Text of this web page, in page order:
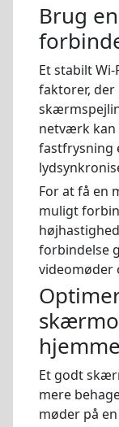
Brug
Et stabilt
faktorer,
netværk kan
fastfrysning
For at få en
muligt
forbindelse
videomøder
Et godt
mere
møder på